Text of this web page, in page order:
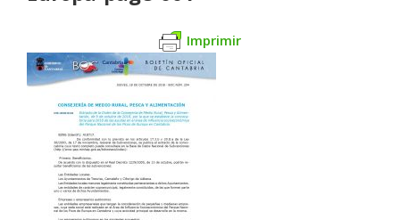
Imprimir